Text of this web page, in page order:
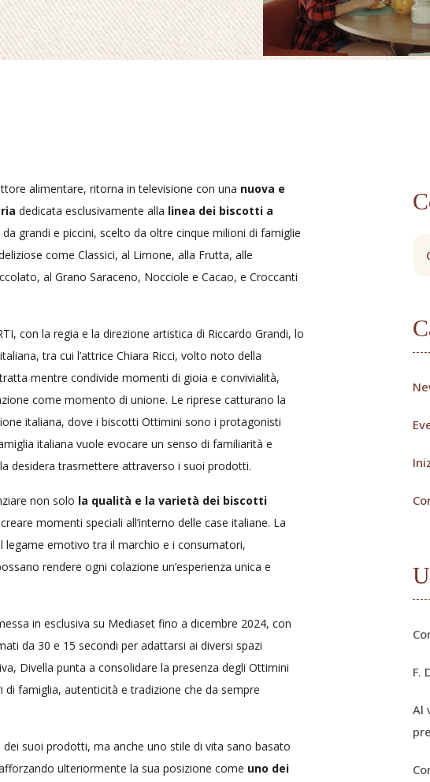
alimentare, ritorna in televisione con una nuova e
dedicata esclusivamente alla linea dei biscotti a
grandi e piccini, scelto da oltre cinque milioni di famiglie
come Classici, al Limone, alla Frutta, alle
al Grano Saraceno, Nocciole e Cacao, e Croccanti
con la regia e la direzione artistica di Riccardo Grandi, lo
tra cui l’attrice Chiara Ricci, volto noto della
mentre condivide momenti di gioia e convivialità,
come momento di unione. Le riprese catturano la
italiana, dove i biscotti Ottimini sono i protagonisti
italiana vuole evocare un senso di familiarità e
desidera trasmettere attraverso i suoi prodotti.
non solo la qualità e la varietà dei biscotti
momenti speciali all’interno delle case italiane. La
emotivo tra il marchio e i consumatori,
rendere ogni colazione un’esperienza unica e
in esclusiva su Mediaset fino a dicembre 2024, con
da 30 e 15 secondi per adattarsi ai diversi spazi
Divella punta a consolidare la presenza degli Ottimini
di famiglia, autenticità e tradizione che da sempre
suoi prodotti, ma anche uno stile di vita sano basato
ulteriormente la sua posizione come uno dei
F.
Al